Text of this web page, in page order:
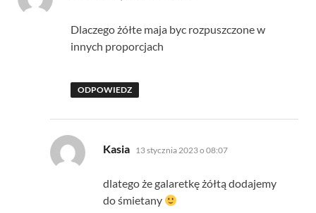
Dlaczego żółte maja byc rozpuszczone w
innych proporcjach
ODPOWIEDZ
Kasia pisze:
13 stycznia 2023 o 08:07
dlatego że galaretkę żółtą dodajemy
do śmietany